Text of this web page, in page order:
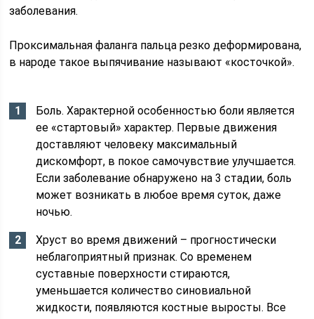
заболевания.
Проксимальная фаланга пальца резко деформирована,
в народе такое выпячивание называют «косточкой».
Боль. Характерной особенностью боли является
ее «стартовый» характер. Первые движения
доставляют человеку максимальный
дискомфорт, в покое самочувствие улучшается.
Если заболевание обнаружено на 3 стадии, боль
может возникать в любое время суток, даже
ночью.
Хруст во время движений – прогностически
неблагоприятный признак. Со временем
суставные поверхности стираются,
уменьшается количество синовиальной
жидкости, появляются костные выросты. Все